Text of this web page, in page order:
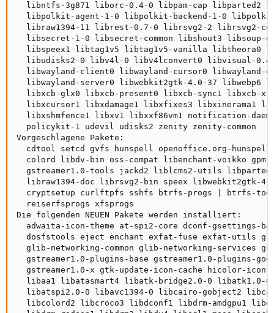
libntfs-3g871 liborc-0.4-0 libpam-cap libparted2
libpolkit-agent-1-0 libpolkit-backend-1-0
libraw1394-11 librest-0.7-0 librsvg2-2 librsvg2-
libsecret-1-0 libsecret-common libshout3 libsoup-
libspeex1 libtag1v5 libtag1v5-vanilla libtheora0
libudisks2-0 libv4l-0 libv4lconvert0 libvisual-
libwayland-client0 libwayland-cursor0 libwayland-
libwayland-server0 libwebkit2gtk-4.0-37 libwebp6
libxcb-glx0 libxcb-present0 libxcb-sync1 libxcb-
libxcursor1 libxdamage1 libxfixes3 libxinerama1
libxshmfence1 libxv1 libxxf86vm1 notification-
  policykit-1 udevil udisks2 zenity zenity-common
Vorgeschlagene Pakete:
cdtool setcd gvfs hunspell openoffice.org-
colord libdv-bin oss-compat libenchant-voikko gpm
gstreamer1.0-tools jackd2 liblcms2-utils
libraw1394-doc librsvg2-bin speex libwebkit2gtk-
cryptsetup curlftpfs sshfs btrfs-progs | btrfs-
  reiserfsprogs xfsprogs
Die folgenden NEUEN Pakete werden installiert:
adwaita-icon-theme at-spi2-core dconf-gsettings-
dosfstools eject enchant exfat-fuse exfat-utils
glib-networking-common glib-networking-services
gstreamer1.0-plugins-base gstreamer1.0-plugins-
gstreamer1.0-x gtk-update-icon-cache hicolor-
libaa1 libatasmart4 libatk-bridge2.0-0 libatk1.0-0
libatspi2.0-0 libavc1394-0 libcairo-gobject2
libcolord2 libcroco3 libdconf1 libdrm-amdgpu1